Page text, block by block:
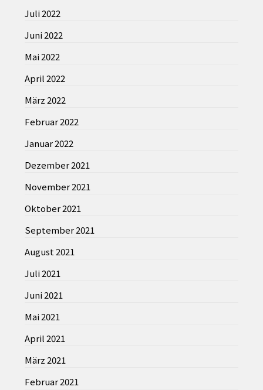
Juli 2022
Juni 2022
Mai 2022
April 2022
März 2022
Februar 2022
Januar 2022
Dezember 2021
November 2021
Oktober 2021
September 2021
August 2021
Juli 2021
Juni 2021
Mai 2021
April 2021
März 2021
Februar 2021